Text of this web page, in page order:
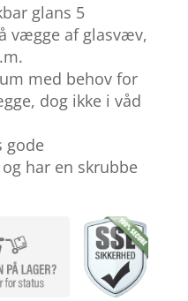
glans 5
vægge af glasvæv,
med behov for
dog ikke i våd
gode
har en skrubbe